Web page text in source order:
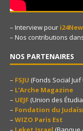
– Interview pour
– Nos contributions
NOS PARTENAIRES
– FSJU (Fonds Social
– L’Arche Magazine
– UEJF (Union des
– Fondation du
– WIZO Paris Est